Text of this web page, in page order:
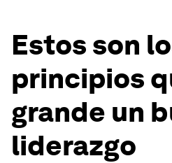
Estos son
principios
grande un
liderazgo